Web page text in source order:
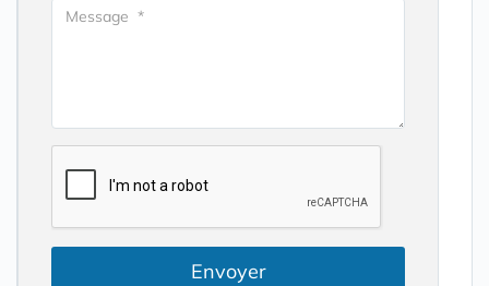
Envoyer